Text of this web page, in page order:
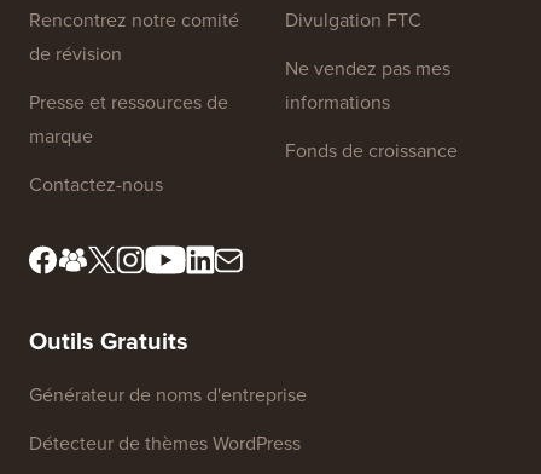
Rencontrez notre comité
de révision
Presse et ressources de
marque
Contactez-nous
Divulgation FTC
Ne vendez pas mes
informations
Fonds de croissance
Outils Gratuits
Générateur de noms d'entreprise
Détecteur de thèmes WordPress